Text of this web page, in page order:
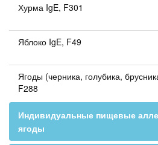
Хурма IgE, F301
Яблоко IgE, F49
Ягоды (черника, голубика,
F288
Индивидуальные пищевые
ягоды